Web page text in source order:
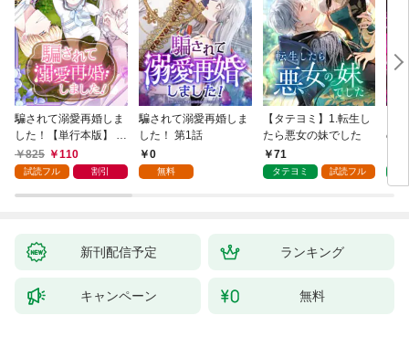
騙されて溺愛再婚しま
した！【単行本版】 1
巻825 110
試読フル 割引
騙されて溺愛再婚しま
した！ 第1話
0
無料
【タテヨミ】1.転生し
たら悪女の妹でした
71
タテヨミ 試読フル
の
新刊配信予定 ランキング
キャンペーン 無料